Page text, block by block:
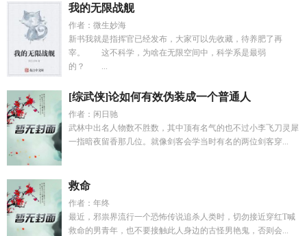
我的无限战舰
作者：微生妙海
新书我就是指挥官已经发布，大家可以先收藏，待养肥了再
宰。 这不科学，为啥在无限空间中，科学系是最弱
的？ ...
[综武侠]论如何有效伪装成一个普通人
作者：闲日驰
武林中出名人物数不胜数，其中顶有名气的也不过小李飞刀灵犀
一指暗夜留香那几位。就像剑客会学当时有名的两位剑客穿...
救命
作者：年终
最近，邪祟界流行一个恐怖传说追杀人类时，切勿接近穿红T喊
救命的男青年，也不要接触此人身边的古怪男艳鬼，否则会...